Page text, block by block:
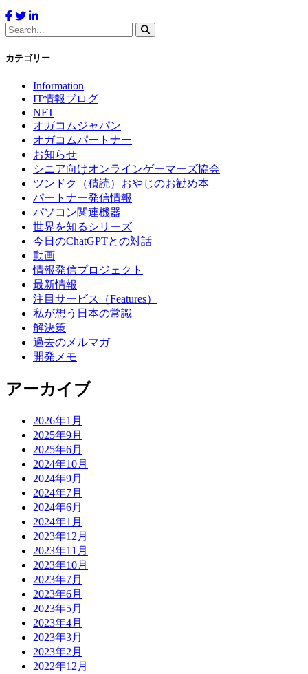
カテゴリー
Information
IT情報ブログ
NFT
オガコムジャパン
オガコムパートナー
お知らせ
シニア向けオンラインゲーマーズ協会
ツンドク（積読）おやじのお勧め本
パートナー発信情報
パソコン関連機器
世界を知るシリーズ
今日のChatGPTとの対話
動画
情報発信プロジェクト
最新情報
注目サービス（Features）
私が想う日本の常識
解決策
過去のメルマガ
開発メモ
アーカイブ
2026年1月
2025年9月
2025年6月
2024年10月
2024年9月
2024年7月
2024年6月
2024年1月
2023年12月
2023年11月
2023年10月
2023年7月
2023年6月
2023年5月
2023年4月
2023年3月
2023年2月
2022年12月